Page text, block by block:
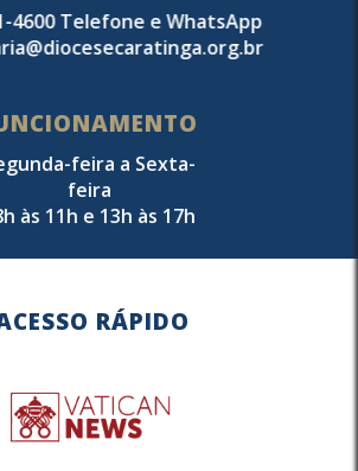
4600 Telefone e WhatsApp
feira a Sexta-
feira
às 11h e 13h às 17h
RÁPIDO